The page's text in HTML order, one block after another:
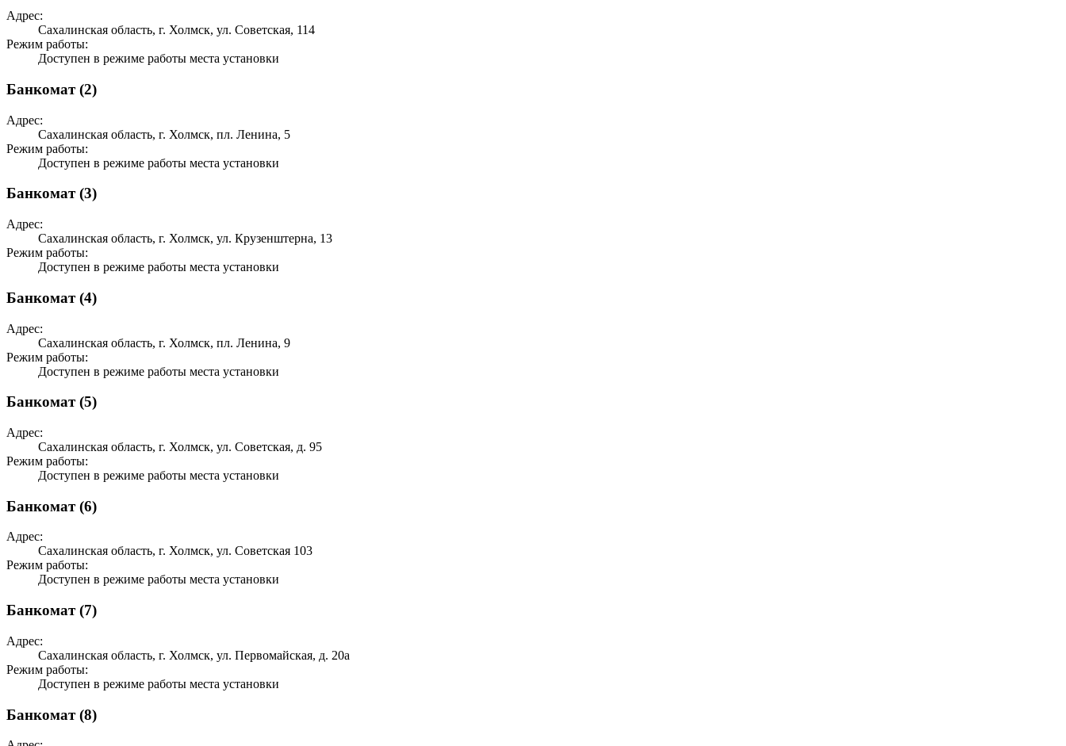
Адрес:
Сахалинская область, г. Холмск, ул. Советская, 114
Режим работы:
Доступен в режиме работы места установки
Банкомат (2)
Адрес:
Сахалинская область, г. Холмск, пл. Ленина, 5
Режим работы:
Доступен в режиме работы места установки
Банкомат (3)
Адрес:
Сахалинская область, г. Холмск, ул. Крузенштерна, 13
Режим работы:
Доступен в режиме работы места установки
Банкомат (4)
Адрес:
Сахалинская область, г. Холмск, пл. Ленина, 9
Режим работы:
Доступен в режиме работы места установки
Банкомат (5)
Адрес:
Сахалинская область, г. Холмск, ул. Советская, д. 95
Режим работы:
Доступен в режиме работы места установки
Банкомат (6)
Адрес:
Сахалинская область, г. Холмск, ул. Советская 103
Режим работы:
Доступен в режиме работы места установки
Банкомат (7)
Адрес:
Сахалинская область, г. Холмск, ул. Первомайская, д. 20а
Режим работы:
Доступен в режиме работы места установки
Банкомат (8)